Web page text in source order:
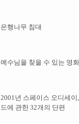
은행나무 침대
예수님을 찾을 수 있는 영
2001년 스페이스 오디세
드에 관한 32개의 단편